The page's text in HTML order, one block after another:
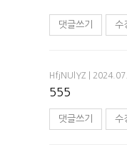
댓글쓰기 수
HfjNUlYZ |
555
댓글쓰기 수